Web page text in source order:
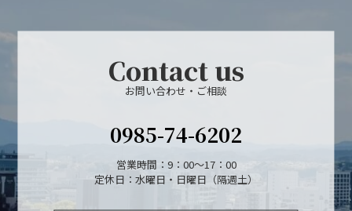
Contact us
お問い合わせ・ご相談
0985-74-6202
営業時間：9：00～17：00
定休日：水曜日・日曜日（隔週土）